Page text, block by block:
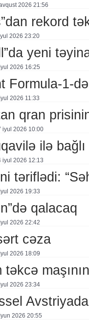
2026 21:56
rekord
2026 23:20
yeni
2026 16:25
Formula-1-
2026 11:33
qran
i̇yul 2026 10:00
ilə
i̇yul 2026 12:13
təriflədi:
2026 19:33
qalacaq
2026 22:42
cəza
2026 18:09
təkcə
2026 23:34
2026 20:55